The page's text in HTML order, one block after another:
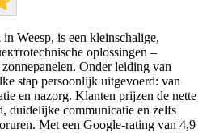
Weesp, is een kleinschalige,
oplossingen –
Onder leiding van
stap persoonlijk uitgevoerd: van
en nazorg. Klanten prijzen de nette
duidelijke communicatie en zelfs
Met een Google-rating van 4,9